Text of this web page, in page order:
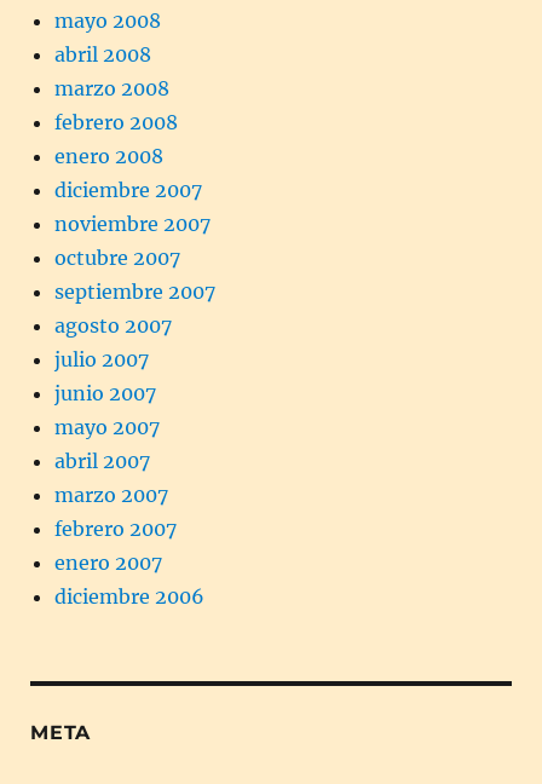
mayo 2008
abril 2008
marzo 2008
febrero 2008
enero 2008
diciembre 2007
noviembre 2007
octubre 2007
septiembre 2007
agosto 2007
julio 2007
junio 2007
mayo 2007
abril 2007
marzo 2007
febrero 2007
enero 2007
diciembre 2006
META